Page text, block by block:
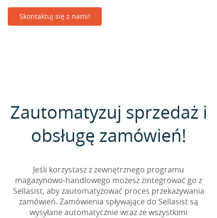
Skontaktuj się z nami!
Zautomatyzuj sprzedaż i
obsługę zamówień!
Jeśli korzystasz z zewnętrznego programu
magazynowo-handlowego możesz zintegrować go z
Sellasist, aby zautomatyzować proces przekazywania
zamówień. Zamówienia spływające do Sellasist są
wysyłane automatycznie wraz ze wszystkimi